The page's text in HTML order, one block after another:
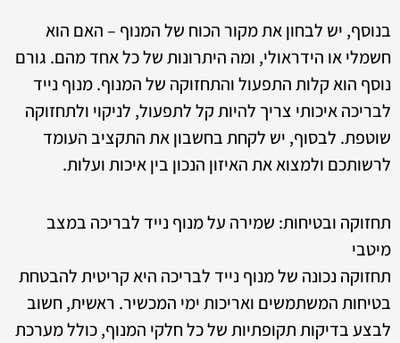
בנוסף, יש לבחון את מקור הכוח של המנוף – האם הוא
חשמלי או הידראולי, ומה היתרונות של כל אחד מהם. גורם
נוסף הוא קלות התפעול והתחזוקה של המנוף. מנוף נייד
לבריכה איכותי צריך להיות קל לתפעול, לניקוי ולתחזוקה
שוטפת. לבסוף, יש לקחת בחשבון את התקציב העומד
לרשותכם ולמצוא את האיזון הנכון בין איכות ועלות.
תחזוקה ובטיחות: שמירה על מנוף נייד לבריכה במצב
מיטבי
תחזוקה נכונה של מנוף נייד לבריכה היא קריטית להבטחת
בטיחות המשתמשים ואריכות ימי המכשיר. ראשית, חשוב
לבצע בדיקות תקופתיות של כל חלקי המנוף, כולל מערכת